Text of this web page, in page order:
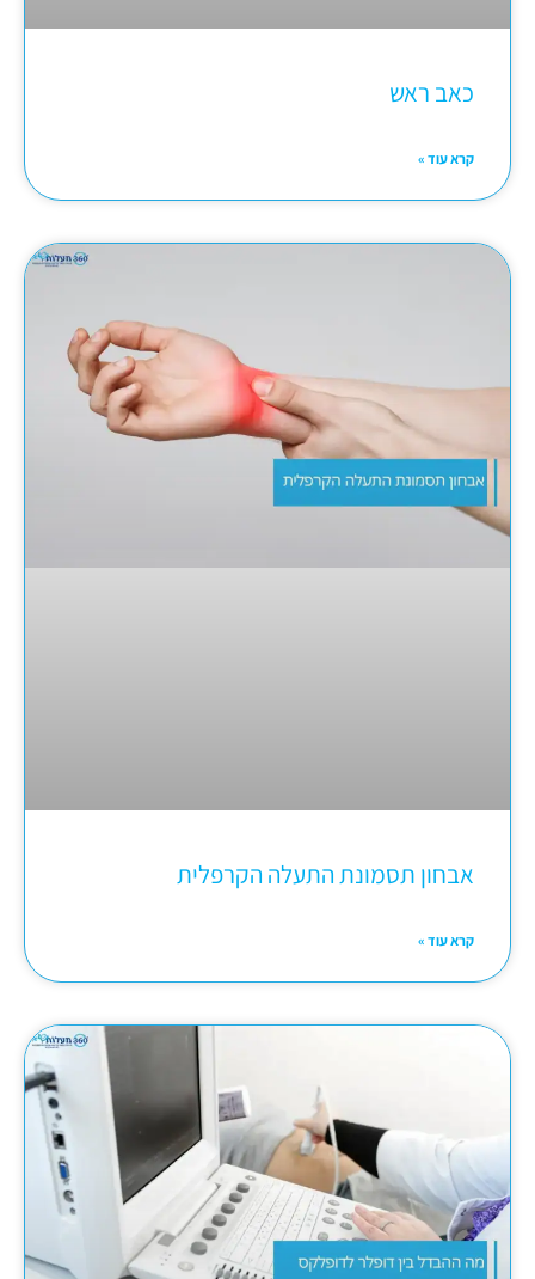
כאב ראש
קרא עוד »
אבחון תסמונת התעלה הקרפלית
קרא עוד »